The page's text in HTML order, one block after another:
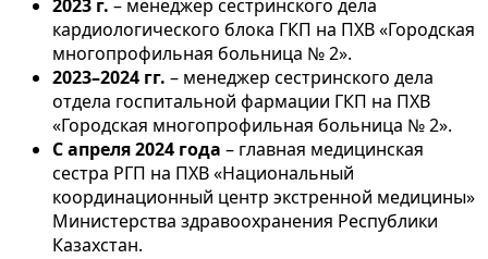
2023 г. – менеджер сестринского дела
кардиологического блока ГКП на ПХВ «Городская
многопрофильная больница № 2».
2023–2024 гг. – менеджер сестринского дела
отдела госпитальной фармации ГКП на ПХВ
«Городская многопрофильная больница № 2».
С апреля 2024 года – главная медицинская
сестра РГП на ПХВ «Национальный
координационный центр экстренной медицины»
Министерства здравоохранения Республики
Казахстан.